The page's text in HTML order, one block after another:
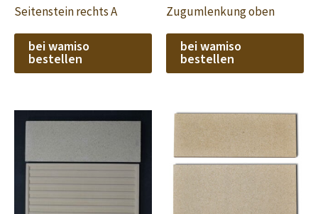
Seitenstein rechts A
bei wamiso
bestellen
Zugumlenkung oben
bei wamiso
bestellen